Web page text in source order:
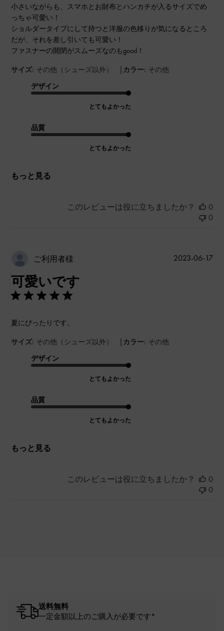
小さいながらも、スマホとお財布とハンカチが入るサイズでめ
っちゃ可愛い！
ショルダータイプにして持つと洋服の色移りが気になるところ
だが、それを差し引いても可愛い！
ファスナーの開閉がスムーズなのもgood！
サイズ: その他（シューズ以外） | カラー: その他
デザイン
とてもよかった
品質
とてもよかった
もっと見る
このレビューは役に立ちましたか？
0
0
ご利用者様
可愛いです
夏にぴったりです。
サイズ: その他（シューズ以外） | カラー: その他
デザイン
とてもよかった
品質
とてもよかった
もっと見る
公
2023-06-17
このレビューは役に立ちましたか？
0
0
送料無料
一定金額以上のご購入が必要です*